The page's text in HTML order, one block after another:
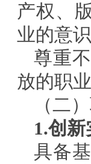
产权、
业的意
尊重
放的职
（二
1.创
具备